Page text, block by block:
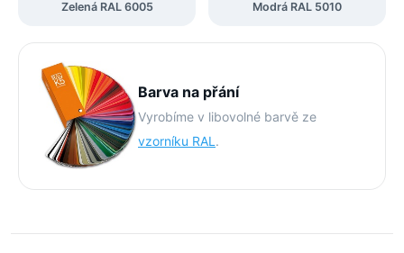
Zelená RAL 6005 Modrá RAL 5010
Barva na přání
Vyrobíme v libovolné barvě ze
vzorníku RAL .